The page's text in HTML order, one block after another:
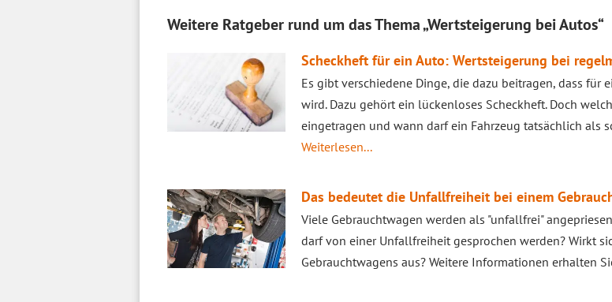
Weitere Ratgeber rund um das Thema „Wertsteigerung bei Autos“
Scheckheft für ein Auto: Wertsteigerung bei
Es gibt verschiedene Dinge, die dazu beitragen, dass für
wird. Dazu gehört ein lückenloses Scheckheft. Doch
eingetragen und wann darf ein Fahrzeug tatsächlich als
Weiterlesen...
Das bedeutet die Unfallfreiheit bei einem
Viele Gebrauchtwagen werden als "unfallfrei"
darf von einer Unfallfreiheit gesprochen werden? Wirkt
Gebrauchtwagens aus? Weitere Informationen erhalten